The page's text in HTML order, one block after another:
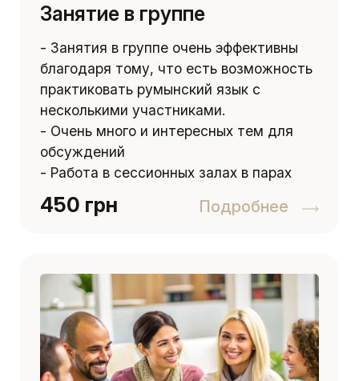
Занятие в группе
- Занятия в группе очень эффективны
благодаря тому, что есть возможность
практиковать румынский язык с
несколькими участниками.
- Очень много и интересных тем для
обсуждений
- Работа в сессионных залах в парах
450 грн Подробнее